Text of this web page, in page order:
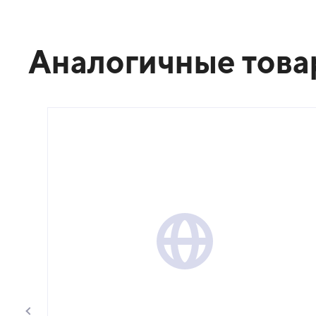
Аналогичные